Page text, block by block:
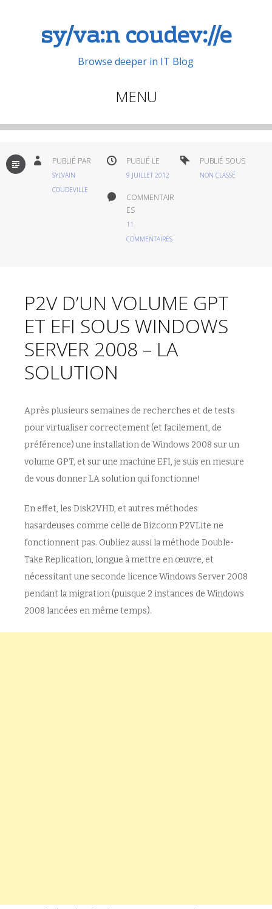
sy/va:n coudev://e
Browse deeper in IT Blog
MENU
Aller
contenu
principal
PAR
DÉFAUT
PUBLIÉ PAR
SYLVAIN
COUDEVILLE
PUBLIÉ LE
9 JUILLET 2012
PUBLIÉ SOUS
NON CLASSÉ
COMMENTAIR
ES
11
COMMENTAIRES
P2V D’UN VOLUME GPT
ET EFI SOUS WINDOWS
SERVER 2008 – LA
SOLUTION
Après plusieurs semaines de recherches et de tests
pour virtualiser correctement (et facilement, de
préférence) une installation de Windows 2008 sur un
volume GPT, et sur une machine EFI, je suis en mesure
de vous donner LA solution qui fonctionne!
En effet, les Disk2VHD, et autres méthodes
hasardeuses comme celle de Bizconn P2VLite ne
fonctionnent pas. Oubliez aussi la méthode Double-
Take Replication, longue à mettre en œuvre, et
nécessitant une seconde licence Windows Server 2008
pendant la migration (puisque 2 instances de Windows
2008 lancées en même temps).